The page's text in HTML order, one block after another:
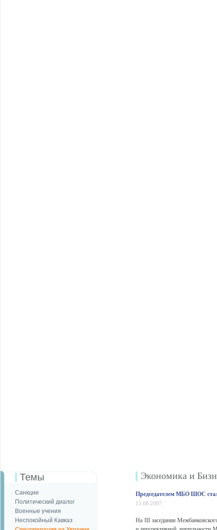
Темы
Санкции
Политический диалог
Военные учения
Неспокойный Кавказ
Экономика и
Председателем МБО ШОС
15.08.2007
На III заседании